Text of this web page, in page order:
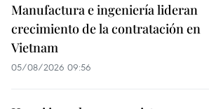
Manufactura e ingeniería lideran
crecimiento de la contratación en
Vietnam
05/08/2026 09:56